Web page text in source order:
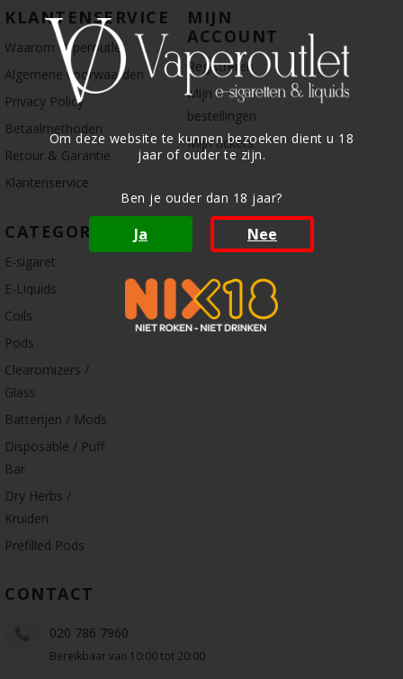
Om deze website te kunnen bezoeken dient u 18
jaar of ouder te zijn.
Ben je ouder dan 18 jaar?
Ja Nee
KLANTENSERVICE
Waarom Vaperoutlet
Algemene voorwaarden
Privacy Policy
Betaalmethoden
Retour & Garantie
Klantenservice
MIJN
ACCOUNT
Registreren
Mijn
bestellingen
Mijn tickets
CATEGORIE
E-sigaret
E-Liquids
Coils
Pods
Clearomizers /
Glass
Batterijen / Mods
Disposable / Puff
Bar
Dry Herbs /
Kruiden
Prefilled Pods
CONTACT
020 786 7960
Bereikbaar van 10:00 tot 20:00